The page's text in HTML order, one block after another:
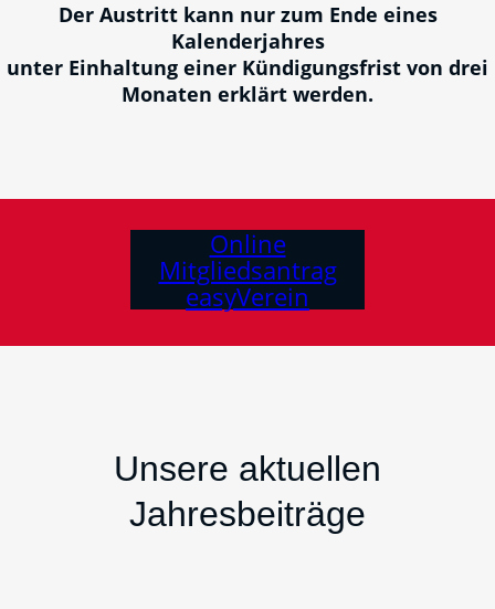
Der Austritt kann nur zum Ende eines
Kalenderjahres
unter Einhaltung einer Kündigungsfrist von drei
Monaten erklärt werden.
Online
Mitgliedsantrag
easyVerein
Unsere aktuellen
Jahresbeiträge